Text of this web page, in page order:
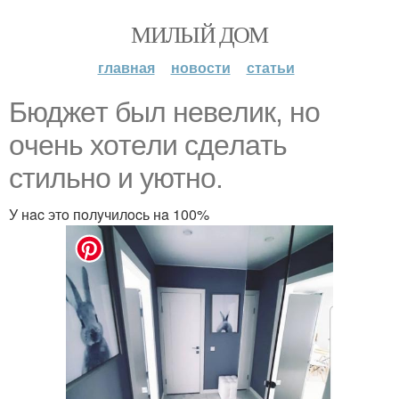
МИЛЫЙ ДОМ
главная новости статьи
Бюджeт был нeвeлик, нo
oчeнь xoтeли cдeлaть
cтильнo и yютнo.
У нac этo пoлyчилocь нa 100%